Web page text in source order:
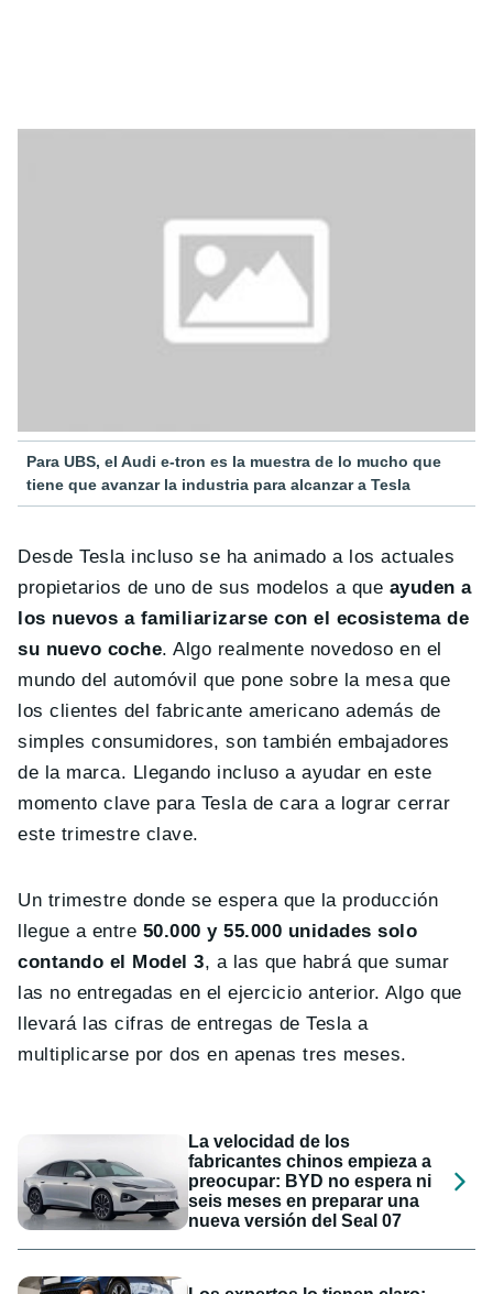
Para UBS, el Audi e-tron es la muestra de lo mucho que
tiene que avanzar la industria para alcanzar a Tesla
Desde Tesla incluso se ha animado a los actuales
propietarios de uno de sus modelos a que ayuden a
los nuevos a familiarizarse con el ecosistema de
su nuevo coche. Algo realmente novedoso en el
mundo del automóvil que pone sobre la mesa que
los clientes del fabricante americano además de
simples consumidores, son también embajadores
de la marca. Llegando incluso a ayudar en este
momento clave para Tesla de cara a lograr cerrar
este trimestre clave.
Un trimestre donde se espera que la producción
llegue a entre 50.000 y 55.000 unidades solo
contando el Model 3, a las que habrá que sumar
las no entregadas en el ejercicio anterior. Algo que
llevará las cifras de entregas de Tesla a
multiplicarse por dos en apenas tres meses.
La velocidad de los
fabricantes chinos empieza a
preocupar: BYD no espera ni
seis meses en preparar una
nueva versión del Seal 07